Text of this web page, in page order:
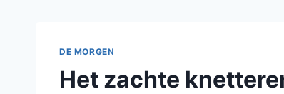
DE MORGEN
Het zachte